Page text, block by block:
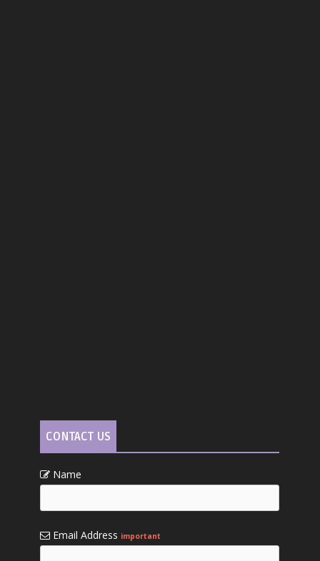
CONTACT US
Name
Email Address important